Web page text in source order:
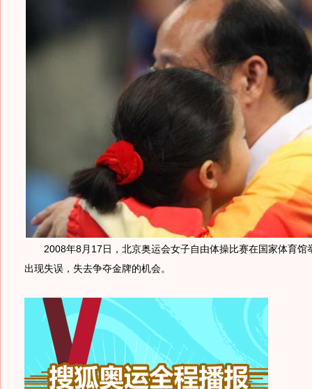
2008年8月17日，北京奥运会女子自由体操比赛在国家体育馆
出现失误，失去争夺金牌的机会。